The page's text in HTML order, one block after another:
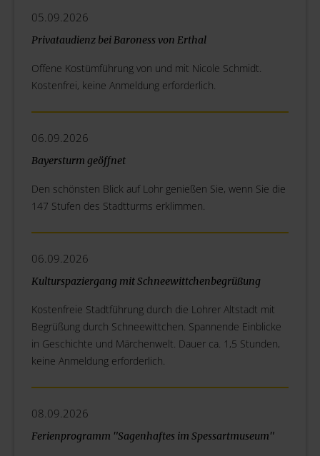
05.09.2026
Privataudienz bei Baroness von Erthal
Offene Kostümführung von und mit Nicole Schmidt.
Kostenfrei, keine Anmeldung erforderlich.
06.09.2026
Bayersturm geöffnet
Den schönsten Blick auf Lohr genießen Sie, wenn Sie die
147 Stufen des Stadtturms erklimmen.
06.09.2026
Kulturspaziergang mit Schneewittchenbegrüßung
Kostenfreie Stadtführung durch die Lohrer Altstadt mit
Begrüßung durch Schneewittchen. Spannende Einblicke
in Geschichte und Märchenwelt. Dauer ca. 1,5 Stunden,
keine Anmeldung erforderlich.
08.09.2026
Ferienprogramm "Sagenhaftes im Spessartmuseum"